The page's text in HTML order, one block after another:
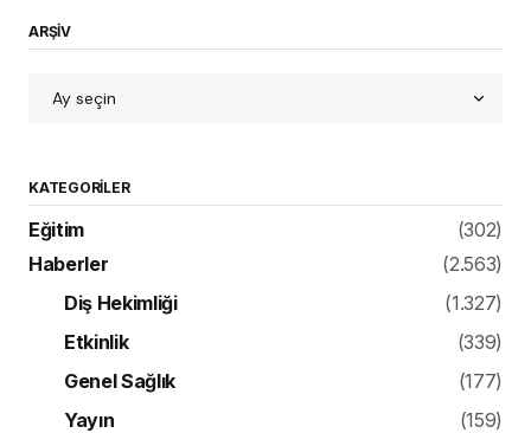
ARŞİV
KATEGORILER
Eğitim
(302)
Haberler
(2.563)
Diş Hekimliği
(1.327)
Etkinlik
(339)
Genel Sağlık
(177)
Yayın
(159)